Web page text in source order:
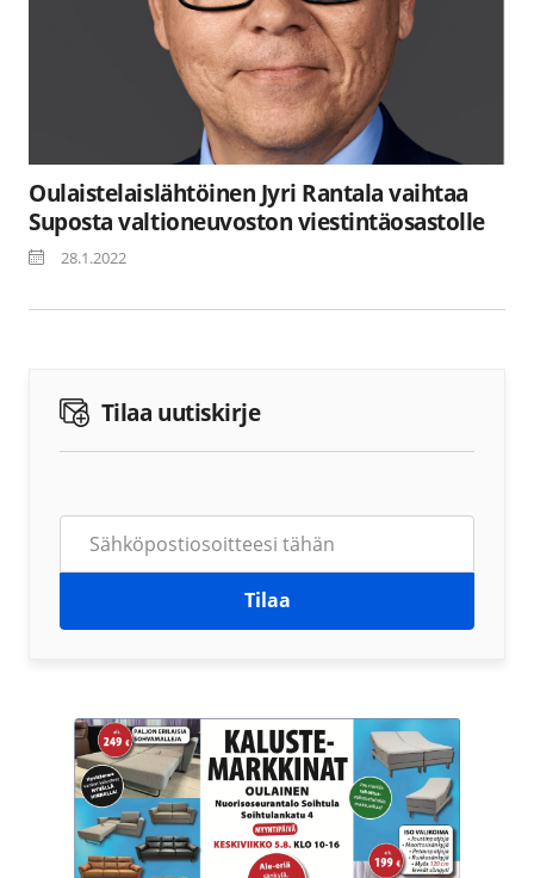
Oulaistelaislähtöinen Jyri Rantala vaihtaa
Suposta valtioneuvoston viestintäosastolle
28.1.2022
Tilaa uutiskirje
Tilaa